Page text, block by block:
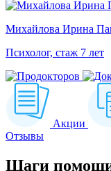
Михайлова Ирина
Психолог, стаж 7 лет
Акции
Отзывы
Шаги